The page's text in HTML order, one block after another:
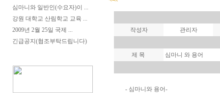
심마니와 일반인(수요자)이 ...
강원 대학교 산림학교 교육 ...
2009년 2월 25일 국제 ...
긴급공지(협조부탁드립니다)
작성자 관리자
제 목 심마니 와 용어
- 심마니와 용어-